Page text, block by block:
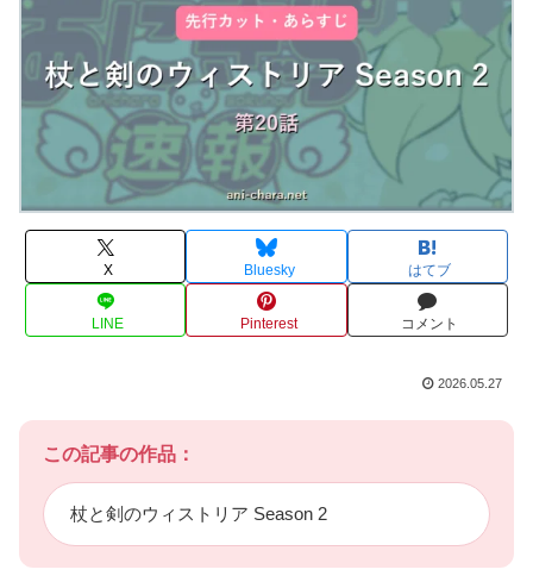
X Bluesky はてブ
LINE Pinterest コメント
2026.05.27
この記事の作品：
杖と剣のウィストリア Season 2